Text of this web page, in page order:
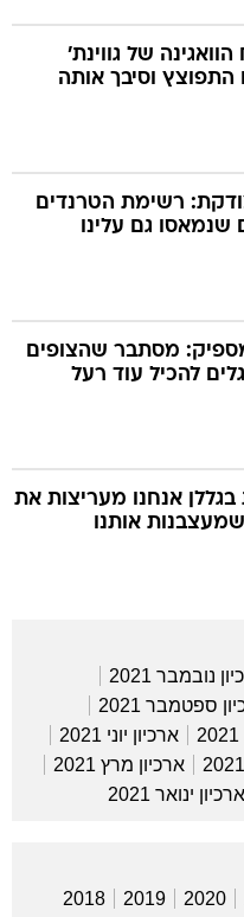
הוואגינה של גווינת'
התפוצץ וסיבך אותה
רשימת הטרנדים
שנמאסו גם עלינו
מסתבר שהצופים
להכיל עוד רעל
בגללן אנחנו מעריצות את
אותנו
נובמבר 2021
ספטמבר 2021
ארכיון יוני 2021
ארכיון מרץ 2021
ארכיון ינואר 2021
2020
2019
2018